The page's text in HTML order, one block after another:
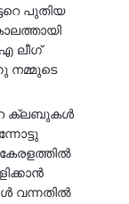
പുതിയ
ലീഗ്
നമ്മുടെ
ക്ലബുകൾ
വന്നതിൽ